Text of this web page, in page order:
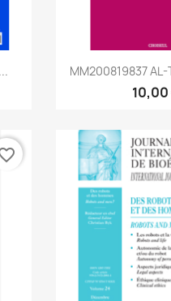
Aperçu
MM200819837